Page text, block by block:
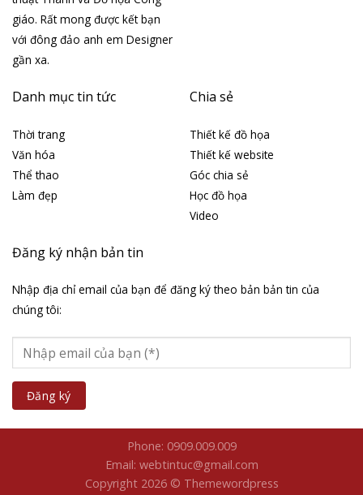
giáo. Rất mong được kết bạn
với đông đảo anh em Designer
gần xa.
Danh mục tin tức
Thời trang
Văn hóa
Thể thao
Làm đẹp
Chia sẻ
Thiết kế đồ họa
Thiết kế website
Góc chia sẻ
Học đồ họa
Video
Đăng ký nhận bản tin
Nhập địa chỉ email của bạn để đăng ký theo bản bản tin của
chúng tôi:
Phone: 0909.009.009
Email: webtintuc@gmail.com
Copyright 2026 © Themewordpress